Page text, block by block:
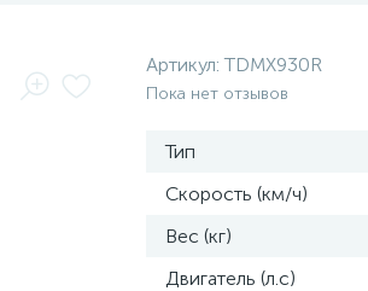
Артикул:TDMX930R
Пока нет отзывов
Тип
Скорость (км/ч)
Вес (кг)
Двигатель (л.с)